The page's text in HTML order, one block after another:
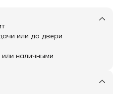
или до двери
наличными